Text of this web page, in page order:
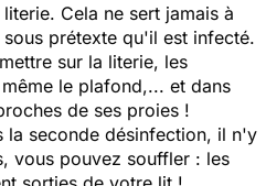
Cela ne sert jamais à
prétexte qu'il est infecté.
sur la literie, les
le plafond,... et dans
de ses proies !
la seconde désinfection, il n'y
vous pouvez souffler : les